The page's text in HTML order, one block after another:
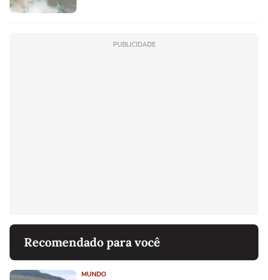
PUBLICIDADE
Recomendado para você
MUNDO